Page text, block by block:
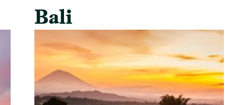
Bali